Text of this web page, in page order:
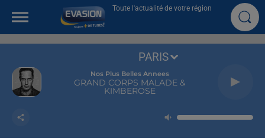
Toute l'actualité de votre région
Nos Plus Belles Annees
GRAND CORPS MALADE &
KIMBEROSE
PARIS